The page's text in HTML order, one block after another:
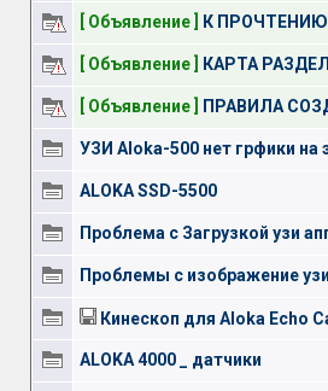
[ Объявление ] К
[ Объявление ] КАРТА
[ Объявление ] ПРАВИЛА
УЗИ Aloka-500 нет грфики на
ALOKA SSD-5500
Проблема с Загрузкой узи
Проблемы с изображение
Кинескоп для Aloka Echo
ALOKA 4000 _ датчики